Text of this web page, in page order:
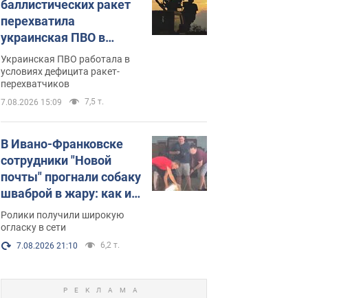
баллистических ракет
перехватила
украинская ПВО в
июле: в Минобороны
назвали цифру
Украинская ПВО работала в
условиях дефицита ракет-
перехватчиков
7.08.2026 15:09 7,5 т.
В Ивано-Франковске
сотрудники "Новой
почты" прогнали собаку
шваброй в жару: как их
наказали. Видео
Ролики получили широкую
огласку в сети
7.08.2026 21:10 6,2 т.